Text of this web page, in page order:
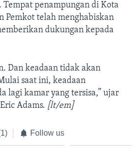
penampungan di Kota
Pemkot telah menghabiskan
dukungan kepada
Dan keadaan tidak akan
saat ini, keadaan
lagi kamar yang tersisa,” ujar
Adams. [lt/em]
Follow us